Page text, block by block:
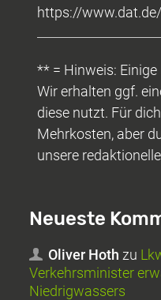
https://
** = Hinweis:
Wir erhalten ggf.
diese nutzt. Für
Mehrkosten, aber
unsere
Neueste
Oliver Hoth zu
Verkehrsminister
Niedrigwassers